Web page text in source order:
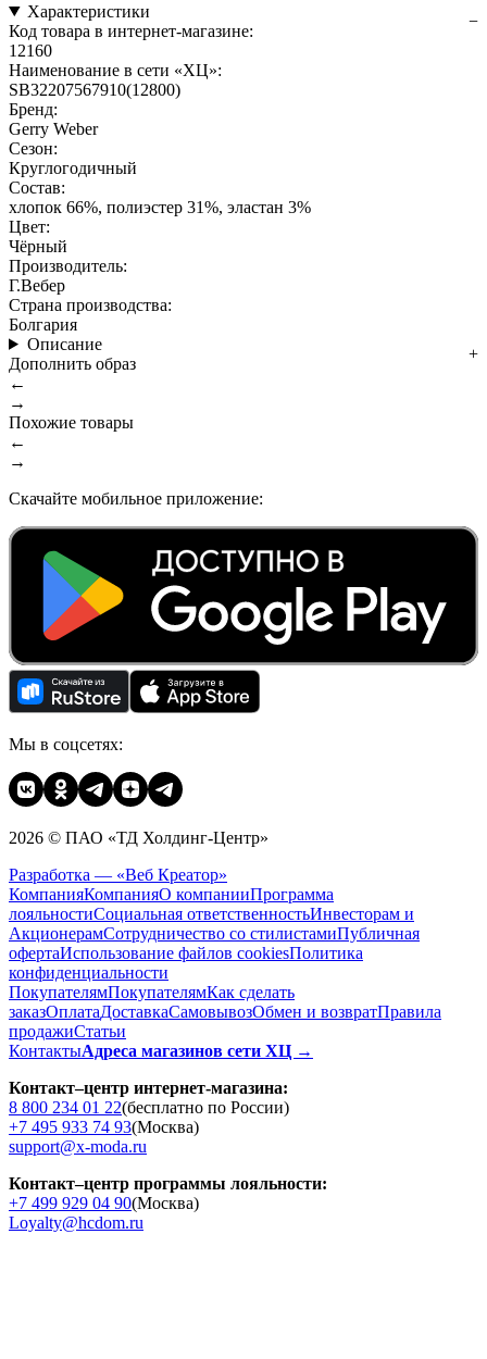
Характеристики
Код товара в интернет-магазине:
12160
Наименование в сети «ХЦ»:
SB32207567910(12800)
Бренд:
Gerry Weber
Сезон:
Круглогодичный
Состав:
хлопок 66%, полиэстер 31%, эластан 3%
Цвет:
Чёрный
Производитель:
Г.Вебер
Страна производства:
Болгария
Описание
Дополнить образ
←
→
Похожие товары
←
→
Скачайте мобильное приложение:
Мы в соцсетях:
2026 © ПАО «ТД Холдинг-Центр»
Разработка — «Веб Креатор»
КомпанияКомпанияО компанииПрограмма
лояльностиСоциальная ответственностьИнвесторам и
АкционерамСотрудничество со стилистамиПубличная
офертаИспользование файлов cookiesПолитика
конфиденциальности
ПокупателямПокупателямКак сделать
заказОплатаДоставкаCамовывозОбмен и возвратПравила
продажиСтатьи
КонтактыАдреса магазинов сети ХЦ →
Контакт–центр интернет-магазина:
8 800 234 01 22(бесплатно по России)
+7 495 933 74 93(Москва)
support@x-moda.ru
Контакт–центр программы лояльности:
+7 499 929 04 90(Москва)
Loyalty@hcdom.ru